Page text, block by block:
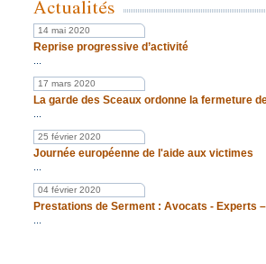
14 mai 2020
Reprise progressive d’activité
17 mars 2020
La garde des Sceaux ordonne la fermeture
25 février 2020
Journée européenne de l'aide aux victimes
04 février 2020
Prestations de Serment : Avocats - Experts